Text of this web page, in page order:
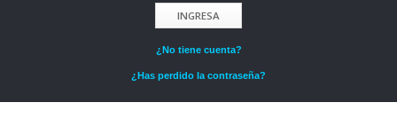
INGRESA
¿No tiene cuenta?
¿Has perdido la contraseña?